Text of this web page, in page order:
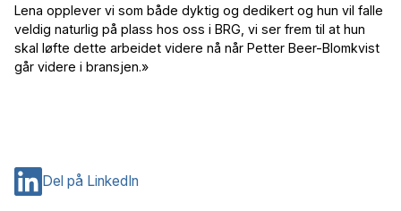
Lena opplever vi som både dyktig og dedikert og hun vil falle
veldig naturlig på plass hos oss i BRG, vi ser frem til at hun
skal løfte dette arbeidet videre nå når Petter Beer-Blomkvist
går videre i bransjen.»
Del på LinkedIn